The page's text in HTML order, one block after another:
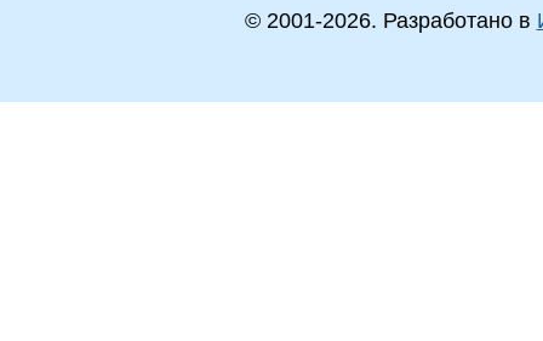
© 2001-2026. Разработано в